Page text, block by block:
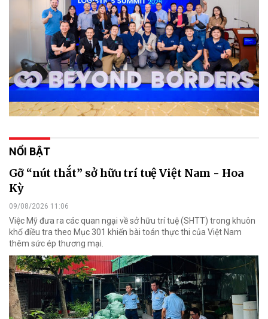
NỔI BẬT
Gỡ “nút thắt” sở hữu trí tuệ Việt Nam - Hoa
Kỳ
09/08/2026 11:06
Việc Mỹ đưa ra các quan ngại về sở hữu trí tuệ (SHTT) trong khuôn
khổ điều tra theo Mục 301 khiến bài toán thực thi của Việt Nam
thêm sức ép thương mại.